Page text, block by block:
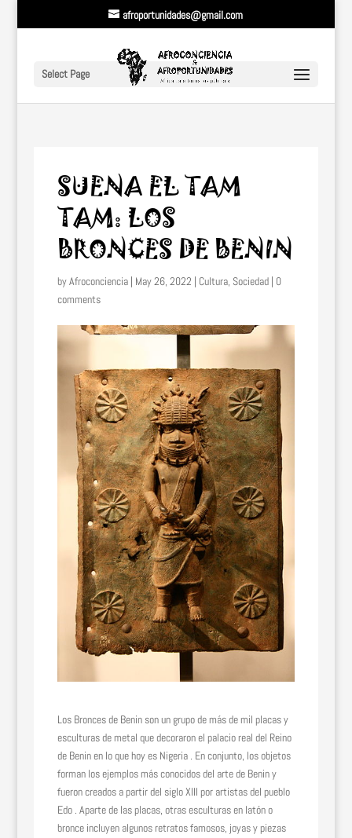
afroportunidades@gmail.com
Select Page
SUENA EL TAM
TAM: LOS
BRONCES DE BENIN
byAfroconciencia| May 26, 2022 | Cultura, Sociedad| 0
comments
Los Bronces de Benin son un grupo de más de mil placas y
esculturas de metal que decoraron el palacio real del Reino
de Benin en lo que hoy es Nigeria . En conjunto, los objetos
forman los ejemplos más conocidos del arte de Benin y
fueron creados a partir del siglo XIII por artistas del pueblo
Edo . Aparte de las placas, otras esculturas en latón o
bronce incluyen algunos retratos famosos, joyas y piezas